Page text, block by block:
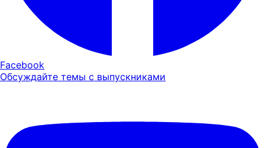
Facebook
Обсуждайте темы с выпускниками